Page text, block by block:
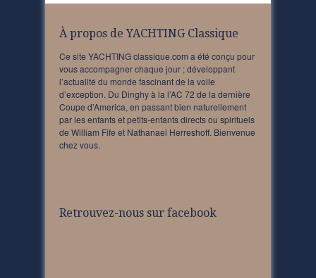
À propos de YACHTING Classique
Ce site YACHTING classique.com a été conçu pour
vous accompagner chaque jour ; développant
l’actualité du monde fascinant de la voile
d’exception. Du Dinghy à la l’AC 72 de la dernière
Coupe d’America, en passant bien naturellement
par les enfants et petits-enfants directs ou spirituels
de William Fife et Nathanael Herreshoff. Bienvenue
chez vous.
Retrouvez-nous sur facebook